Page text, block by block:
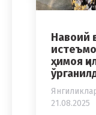
Навоий
ҳимоя
21.08.2025